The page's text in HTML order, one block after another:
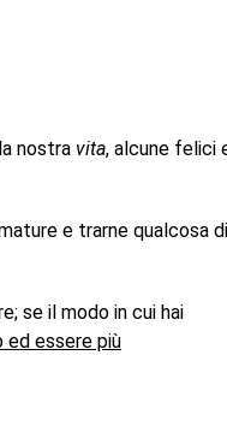
nostra vita, alcune felici
e trarne qualcosa di
se il modo in cui hai
ed essere più